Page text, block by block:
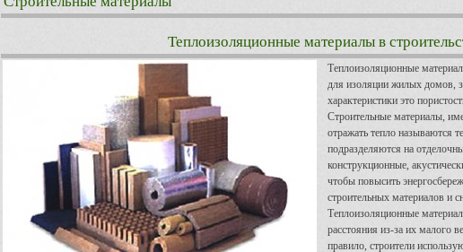
Теплоизоляционные материалы в
Теплоизоляционные
для изоляции жилых домов,
характеристики это
Строительные материалы,
отражать тепло называются
подразделяются на
конструкционные,
чтобы повысить
строительных материалов и
Теплоизоляционные
расстояния из-за их малого
правило, строители